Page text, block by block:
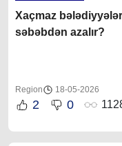
Xaçmaz
səbəbdən azalır?
Region 18-05-2026
2 0